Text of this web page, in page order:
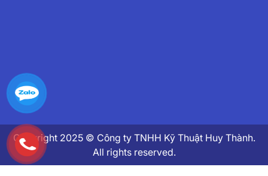
Copyright 2025 © Công ty TNHH Kỹ Thuật Huy Thành.
All rights reserved.